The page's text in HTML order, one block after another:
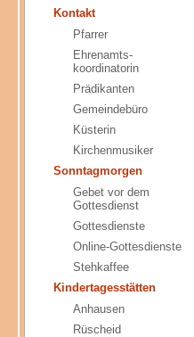
Kontakt
Pfarrer
Ehrenamts-
koordinatorin
Prädikanten
Gemeindebüro
Küsterin
Kirchenmusiker
Sonntagmorgen
Gebet vor dem
Gottesdienst
Gottesdienste
Online-Gottesdienste
Stehkaffee
Kindertagesstätten
Anhausen
Rüscheid